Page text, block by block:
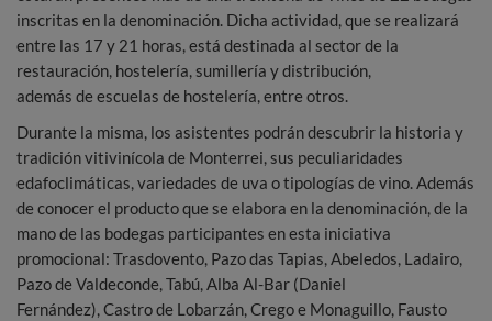
inscritas en la denominación. Dicha actividad, que se realizará
entre las 17 y 21 horas, está destinada al sector de la
restauración, hostelería, sumillería y distribución,
además de escuelas de hostelería, entre otros.
Durante la misma, los asistentes podrán descubrir la historia y
tradición vitivinícola de Monterrei, sus peculiaridades
edafoclimáticas, variedades de uva o tipologías de vino. Además
de conocer el producto que se elabora en la denominación, de la
mano de las bodegas participantes en esta iniciativa
promocional: Trasdovento, Pazo das Tapias, Abeledos, Ladairo,
Pazo de Valdeconde, Tabú, Alba Al-Bar (Daniel
Fernández), Castro de Lobarzán, Crego e Monaguillo, Fausto